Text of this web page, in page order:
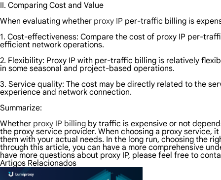
II. Comparing Cost and Value
When evaluating whether proxy IP per-traffic billing is
1. Cost-effectiveness: Compare the cost of proxy IP per-
efficient network operations.
2. Flexibility: Proxy IP with per-traffic billing is relatively
in some seasonal and project-based operations.
3. Service quality: The cost may be directly related to the
experience and network connection.
Summarize:
Whether proxy IP billing by traffic is expensive or not
the proxy service provider. When choosing a proxy service,
them with your actual needs. In the long run, choosing the
through this article, you can have a more comprehensive
have more questions about proxy IP, please feel free to
Artigos Relacionados